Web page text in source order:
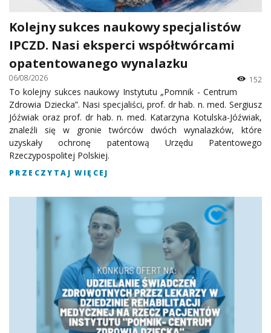
Kolejny sukces naukowy specjalistów
IPCZD. Nasi eksperci współtwórcami
opatentowanego wynalazku
06/08/2026 152
To kolejny sukces naukowy Instytutu „Pomnik - Centrum
Zdrowia Dziecka”. Nasi specjaliści, prof. dr hab. n. med. Sergiusz
Jóźwiak oraz prof. dr hab. n. med. Katarzyna Kotulska-Jóźwiak,
znaleźli się w gronie twórców dwóch wynalazków, które
uzyskały ochronę patentową Urzędu Patentowego
Rzeczypospolitej Polskiej.
PRZECZYTAJ WIĘCEJ